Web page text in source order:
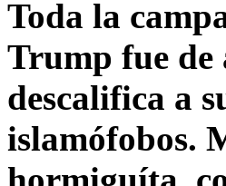
Toda la
Trump fue de
descalifica a
islamófobos.